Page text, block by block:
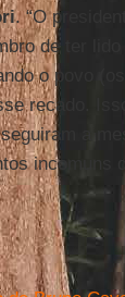
. “O
de ter
o povo
recado.
a
incomuns